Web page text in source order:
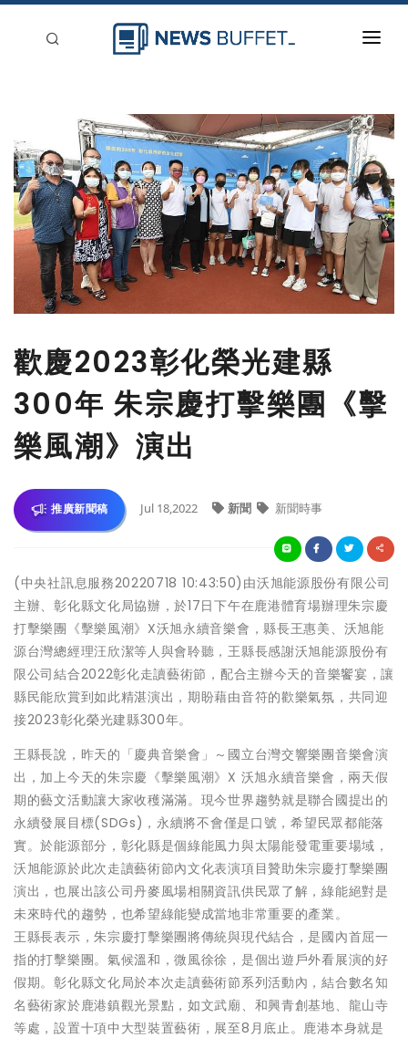
新聞稿分類
登入
刊登
歡慶2023彰化榮光建縣
300年 朱宗慶打擊樂團《擊
樂風潮》演出
推廣新聞稿 Jul 18,2022 新聞 新聞時事
(中央社訊息服務20220718 10:43:50)由沃旭能源股份有限公司
主辦、彰化縣文化局協辦，於17日下午在鹿港體育場辦理朱宗慶
打擊樂團《擊樂風潮》X沃旭永續音樂會，縣長王惠美、沃旭能
源台灣總經理汪欣潔等人與會聆聽，王縣長感謝沃旭能源股份有
限公司結合2022彰化走讀藝術節，配合主辦今天的音樂饗宴，讓
縣民能欣賞到如此精湛演出，期盼藉由音符的歡樂氣氛，共同迎
接2023彰化榮光建縣300年。
王縣長說，昨天的「慶典音樂會」～國立台灣交響樂團音樂會演
出，加上今天的朱宗慶《擊樂風潮》X 沃旭永續音樂會，兩天假
期的藝文活動讓大家收穫滿滿。現今世界趨勢就是聯合國提出的
永續發展目標(SDGs)，永續將不會僅是口號，希望民眾都能落
實。於能源部分，彰化縣是個綠能風力與太陽能發電重要場域，
沃旭能源於此次走讀藝術節內文化表演項目贊助朱宗慶打擊樂團
演出，也展出該公司丹麥風場相關資訊供民眾了解，綠能絕對是
未來時代的趨勢，也希望綠能變成當地非常重要的產業。
王縣長表示，朱宗慶打擊樂團將傳統與現代結合，是國內首屈一
指的打擊樂團。氣候溫和，微風徐徐，是個出遊戶外看展演的好
假期。彰化縣文化局於本次走讀藝術節系列活動內，結合數名知
名藝術家於鹿港鎮觀光景點，如文武廟、和興青創基地、龍山寺
等處，設置十項中大型裝置藝術，展至8月底止。鹿港本身就是